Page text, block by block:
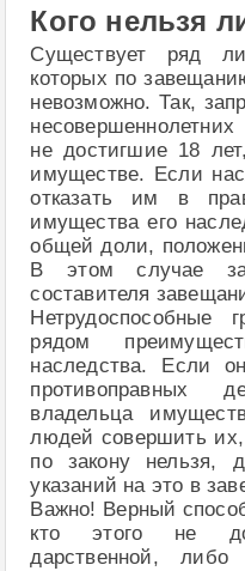
Кого нельзя
Существует ряд
которых по
невозможно. Так,
не достигшие 18
имуществе. Если
отказать им в
имущества его
общей доли,
В этом случае
составителя
Нетрудоспособные
рядом
наследства. Если
противоправных
владельца
людей совершить
по закону нельзя,
указаний на это в
Важно! Верный
кто этого не
дарственной,